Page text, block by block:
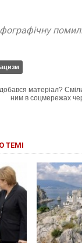
матеріал?
ним в соцмережах
ТЕМІ